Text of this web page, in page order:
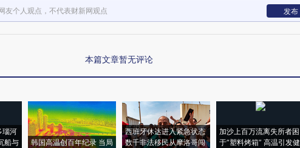
友个人观点，不代表财新网观点 发布
本篇文章暂无评论
瑙河
船与
韩国高温创百年纪录 当局
西班牙休达进入紧急状态
数千非法移民从摩洛哥闯
加沙上百万流离失所者困
于“塑料烤箱” 高温引发健